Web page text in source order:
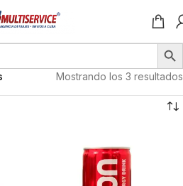
Mostrando los 3 resultados